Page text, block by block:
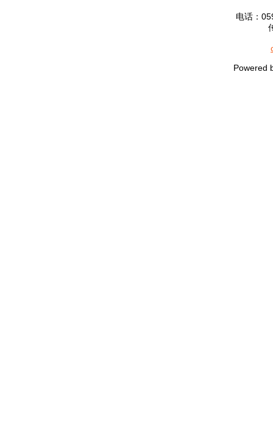
电话：
Powered